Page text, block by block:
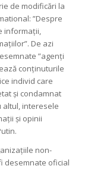
de modificări la
”Despre
informații,
De azi
”agenți
conținuturile
individ care
și condamnat
interesele
și opinii
non-
desemnate oficial